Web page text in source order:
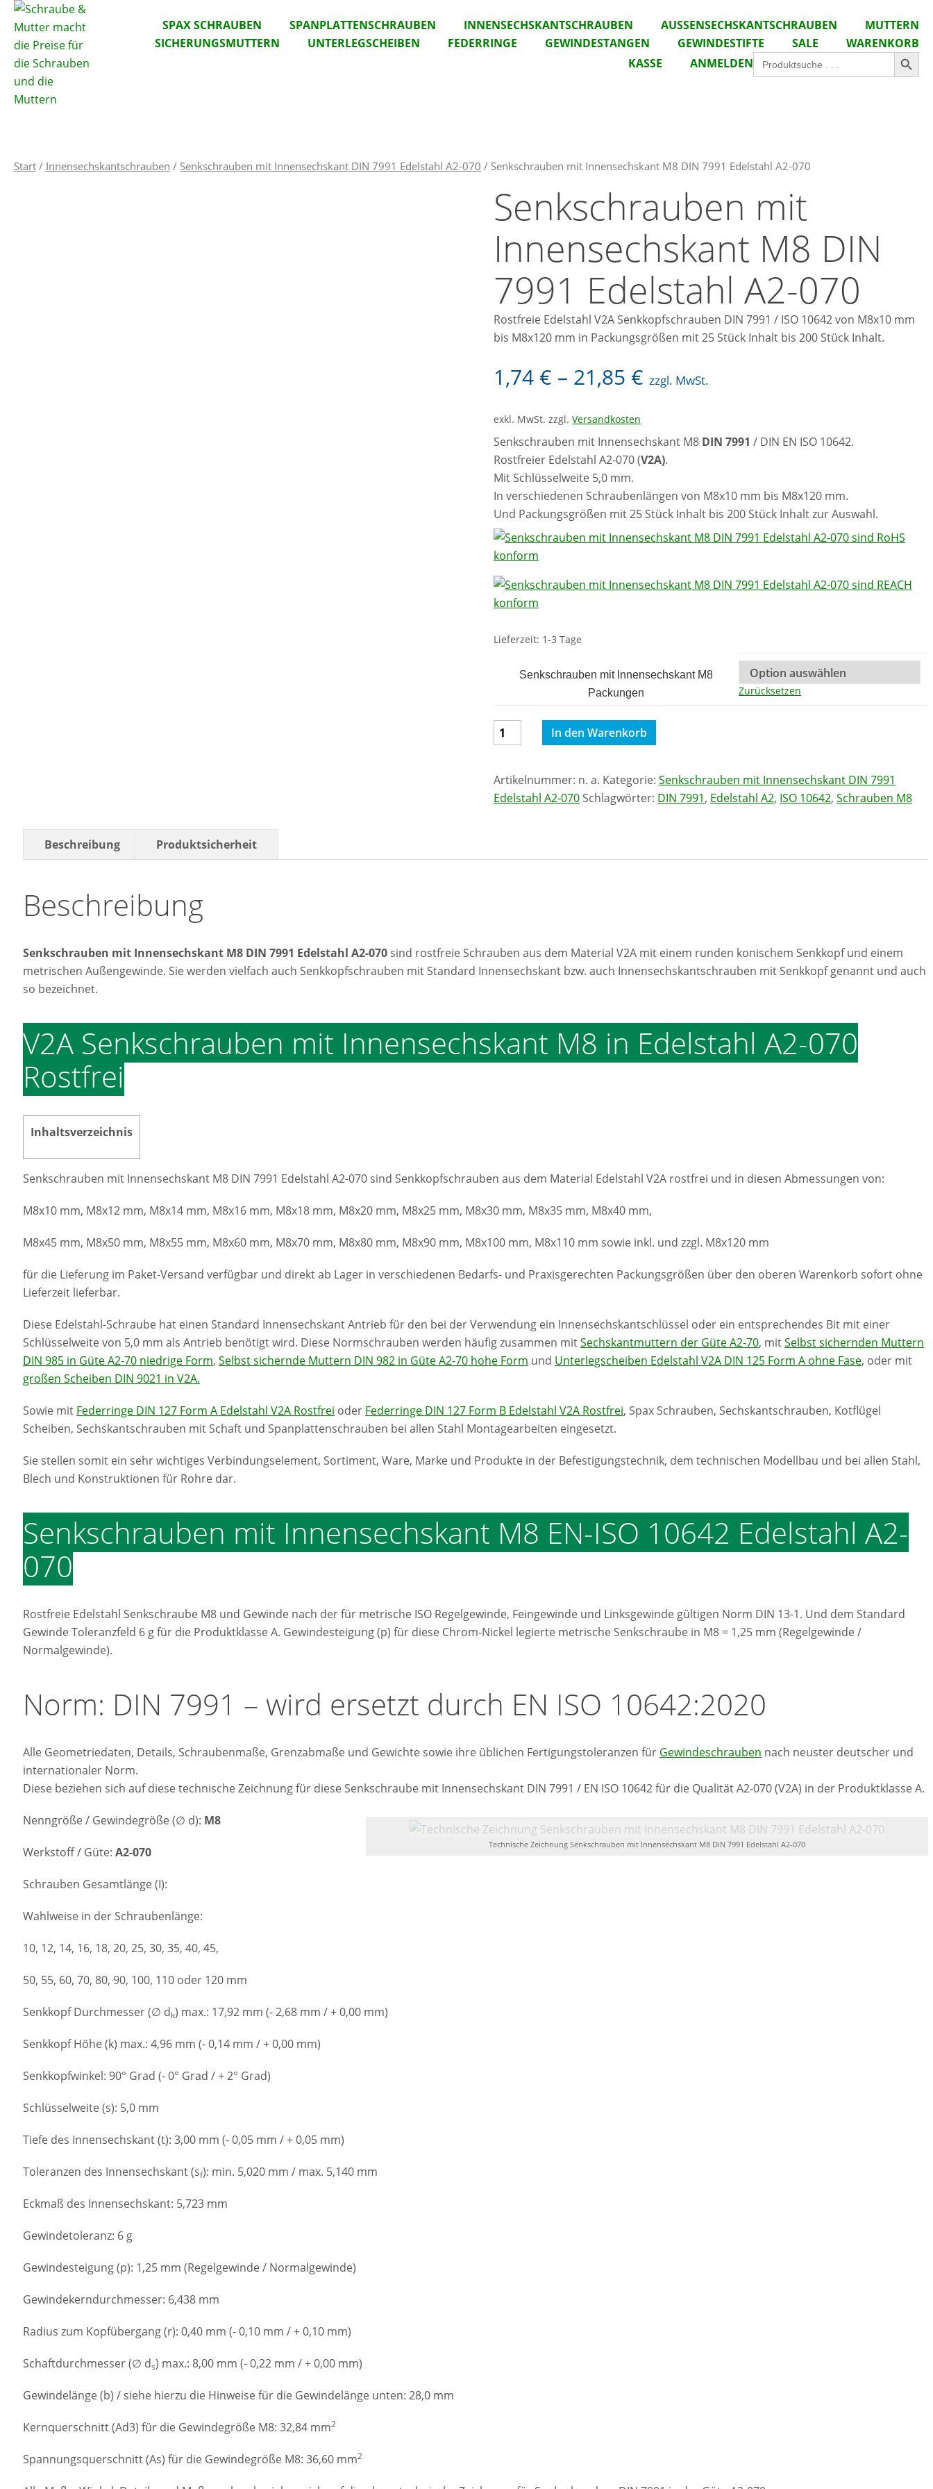
SPAX SCHRAUBEN SPANPLATTENSCHRAUBEN INNENSECHSKANTSCHRAUBEN AUSSENSECHSKANTSCHRAUBEN
MUTTERN
SICHERUNGSMUTTERN
UNTERLEGSCHEIBEN FEDERRINGE GEWINDESTANGEN GEWINDESTIFTE SALE
WARENKORB
KASSE
ANMELDENSearch
for:
Search Button
Start / Innensechskantschrauben / Senkschrauben mit Innensechskant DIN 7991 Edelstahl A2-070 / Senkschrauben mit Innensechskant M8 DIN 7991 Edelstahl A2-070
Senkschrauben mit
Innensechskant M8 DIN
7991 Edelstahl A2-070
Rostfreie Edelstahl V2A Senkkopfschrauben DIN 7991 / ISO 10642 von M8x10 mm
bis M8x120 mm in Packungsgrößen mit 25 Stück Inhalt bis 200 Stück Inhalt.
1,74 € – 21,85 € zzgl. MwSt.
exkl. MwSt. zzgl.Versandkosten
Senkschrauben mit Innensechskant M8 DIN 7991 / DIN EN ISO 10642.
Rostfreier Edelstahl A2-070 (V2A).
Mit Schlüsselweite 5,0 mm.
In verschiedenen Schraubenlängen von M8x10 mm bis M8x120 mm.
Und Packungsgrößen mit 25 Stück Inhalt bis 200 Stück Inhalt zur Auswahl.
Lieferzeit: 1-3 Tage
Senkschrauben mit Innensechskant M8
Packungen
Zurücksetzen
Senkschrauben
mit
M8
DIN
In den Warenkorb
Artikelnummer: n. a. Kategorie:Senkschrauben mit Innensechskant DIN 7991
Edelstahl A2-070 Schlagwörter: DIN 7991, Edelstahl A2, ISO 10642,Schrauben M8
Beschreibung Produktsicherheit
Beschreibung
Senkschrauben mit Innensechskant M8 DIN 7991 Edelstahl A2-070 sind rostfreie Schrauben aus dem Material V2A mit einem runden konischem Senkkopf und einem
metrischen Außengewinde. Sie werden vielfach auch Senkkopfschrauben mit Standard Innensechskant bzw. auch Innensechskantschrauben mit Senkkopf genannt und auch
so bezeichnet.
V2A Senkschrauben mit Innensechskant M8 in Edelstahl A2-070
Rostfrei
Inhaltsverzeichnis
Senkschrauben mit Innensechskant M8 DIN 7991 Edelstahl A2-070 sind Senkkopfschrauben aus dem Material Edelstahl V2A rostfrei und in diesen Abmessungen von:
M8x10 mm, M8x12 mm, M8x14 mm, M8x16 mm, M8x18 mm, M8x20 mm, M8x25 mm, M8x30 mm, M8x35 mm, M8x40 mm,
M8x45 mm, M8x50 mm, M8x55 mm, M8x60 mm, M8x70 mm, M8x80 mm, M8x90 mm, M8x100 mm, M8x110 mm sowie inkl. und zzgl. M8x120 mm
für die Lieferung im Paket-Versand verfügbar und direkt ab Lager in verschiedenen Bedarfs- und Praxisgerechten Packungsgrößen über den oberen Warenkorb sofort ohne
Lieferzeit lieferbar.
Diese Edelstahl-Schraube hat einen Standard Innensechskant Antrieb für den bei der Verwendung ein Innensechskantschlüssel oder ein entsprechendes Bit mit einer
Schlüsselweite von 5,0 mm als Antrieb benötigt wird. Diese Normschrauben werden häufig zusammen mitSechskantmuttern der Güte A2-70, mitSelbst sichernden Muttern
DIN 985 in Güte A2-70 niedrige Form,Selbst sichernde Muttern DIN 982 in Güte A2-70 hohe Form und Unterlegscheiben Edelstahl V2A DIN 125 Form A ohne Fase, oder mit
großen Scheiben DIN 9021 in V2A.
Sowie mit Federringe DIN 127 Form A Edelstahl V2A Rostfrei oder Federringe DIN 127 Form B Edelstahl V2A Rostfrei, Spax Schrauben, Sechskantschrauben, Kotflügel
Scheiben, Sechskantschrauben mit Schaft und Spanplattenschrauben bei allen Stahl Montagearbeiten eingesetzt.
Sie stellen somit ein sehr wichtiges Verbindungselement, Sortiment, Ware, Marke und Produkte in der Befestigungstechnik, dem technischen Modellbau und bei allen Stahl,
Blech und Konstruktionen für Rohre dar.
Senkschrauben mit Innensechskant M8 EN-ISO 10642 Edelstahl A2-
070
Rostfreie Edelstahl Senkschraube M8 und Gewinde nach der für metrische ISO Regelgewinde, Feingewinde und Linksgewinde gültigen Norm DIN 13-1. Und dem Standard
Gewinde Toleranzfeld 6 g für die Produktklasse A. Gewindesteigung (p) für diese Chrom-Nickel legierte metrische Senkschraube in M8 = 1,25 mm (Regelgewinde /
Normalgewinde).
Norm: DIN 7991 – wird ersetzt durch EN ISO 10642:2020
Alle Geometriedaten, Details, Schraubenmaße, Grenzabmaße und Gewichte sowie ihre üblichen Fertigungstoleranzen für Gewindeschrauben nach neuster deutscher und
internationaler Norm.
Diese beziehen sich auf diese technische Zeichnung für diese Senkschraube mit Innensechskant DIN 7991 / EN ISO 10642 für die Qualität A2-070 (V2A) in der Produktklasse A.
Technische Zeichnung Senkschrauben mit Innensechskant M8 DIN 7991 Edelstahl A2-070
Nenngröße / Gewindegröße (∅ d): M8
Werkstoff / Güte:A2-070
Schrauben Gesamtlänge (I):
Wahlweise in der Schraubenlänge:
10, 12, 14, 16, 18, 20, 25, 30, 35, 40, 45,
50, 55, 60, 70, 80, 90, 100, 110 oder 120 mm
Senkkopf Durchmesser (∅ dk) max.: 17,92 mm (- 2,68 mm / + 0,00 mm)
Senkkopf Höhe (k) max.: 4,96 mm (- 0,14 mm / + 0,00 mm)
Senkkopfwinkel: 90° Grad (- 0° Grad / + 2° Grad)
Schlüsselweite (s): 5,0 mm
Tiefe des Innensechskant (t): 3,00 mm (- 0,05 mm / + 0,05 mm)
Toleranzen des Innensechskant (sf): min. 5,020 mm / max. 5,140 mm
Eckmaß des Innensechskant: 5,723 mm
Gewindetoleranz: 6 g
Gewindesteigung (p): 1,25 mm (Regelgewinde / Normalgewinde)
Gewindekerndurchmesser: 6,438 mm
Radius zum Kopfübergang (r): 0,40 mm (- 0,10 mm / + 0,10 mm)
Schaftdurchmesser (∅ ds) max.: 8,00 mm (- 0,22 mm / + 0,00 mm)
Gewindelänge (b) / siehe hierzu die Hinweise für die Gewindelänge unten: 28,0 mm
Kernquerschnitt (Ad3) für die Gewindegröße M8: 32,84 mm2
Spannungsquerschnitt (As) für die Gewindegröße M8: 36,60 mm2